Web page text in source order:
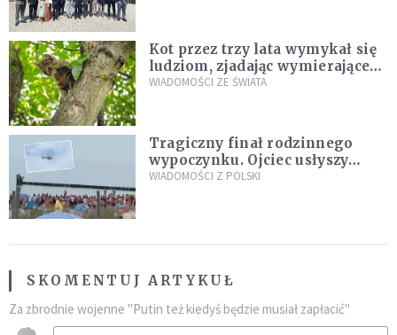
Kot przez trzy lata wymykał się
ludziom, zjadając wymierające
kaczki. W końcu popełnił
WIADOMOŚCI ZE ŚWIATA
Tragiczny finał rodzinnego
wypoczynku. Ojciec usłyszy
zarzuty
WIADOMOŚCI Z POLSKI
SKOMENTUJ ARTYKUŁ
Za zbrodnie wojenne "Putin też kiedyś będzie musiał zapłacić"